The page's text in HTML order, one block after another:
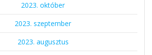
2023. október
2023. szeptember
2023. augusztus